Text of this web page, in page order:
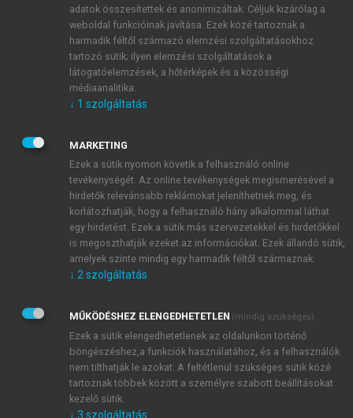
E-MAIL-CÍM
JELSZÓ
JELSZÓ ÚJRA
Kérek értesítést a MeRSZ újdonságairól, akcióiról.
Kérek értesítést az Akadémiai Kiadó Zrt. újdonságairól,
Adatkezelési tájékoztatóbanfoglaltakat tudomásul
veszem és elfogadom.
Általános vásárlási feltételeket, valamint a szotar.netés a
mersz.huoldalak licencszerződéseiben foglaltakat
tudomásul veszem és elfogadom.
adatok összesítettek és anonimizáltak. Céljuk kizárólag a
weboldal funkcióinak javítása. Ezek közé tartoznak a
harmadik féltől származó elemzési szolgáltatásokhoz
tartozó sütik; ilyen elemzési szolgáltatások a
látogatóelemzések, a hőtérképek és a közösségi
médiaanalitika.
↓ 1 szolgáltatás
MARKETING
Ezek a sütik nyomon követik a felhasználó online
tevékenységét. Az online tevékenységek megismerésével a
hirdetők relevánsabb reklámokat jeleníthetnek meg, és
korlátozhatják, hogy a felhasználó hány alkalommal láthat
egy hirdetést. Ezek a sütik más szervezetekkel és hirdetőkkel
is megoszthatják ezeket az információkat. Ezek állandó sütik,
amelyek szinte mindig egy harmadik féltől származnak.
↓ 2 szolgáltatás
MŰKÖDÉSHEZ ELENGEDHETETLEN (mindig szükséges)
Ezek a sütik elengedhetetlenek az oldalunkon történő
böngészéshez,a funkciók használatához, és a felhasználók
nem tilthatják le azokat. A feltétlenül szükséges sütik közé
tartoznak többek között a személyre szabott beállításokat
kezelő sütik.
↓ 3 szolgáltatás